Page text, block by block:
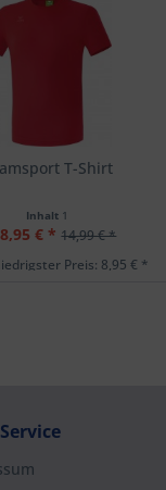
T-Shirt
Inhalt 1
€ * 14,99 € *
Preis: 8,95 € *